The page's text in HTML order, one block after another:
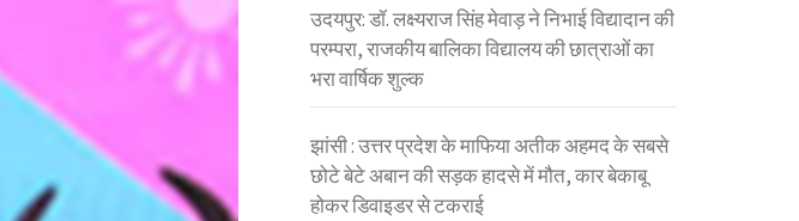
उदयपुर: डॉ. लक्ष्यराज सिंह मेवाड़ ने निभाई विद्यादान की
परम्परा, राजकीय बालिका विद्यालय की छात्राओं का
भरा वार्षिक शुल्क
झांसी : उत्तर प्रदेश के माफिया अतीक अहमद के सबसे
छोटे बेटे अबान की सड़क हादसे में मौत, कार बेकाबू
होकर डिवाइडर से टकराई